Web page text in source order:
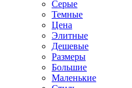
Серые
Темные
Цена
Элитные
Дешевые
Размеры
Большие
Маленькие